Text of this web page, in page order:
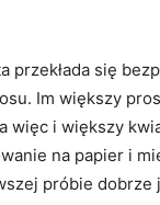
przekłada się
Im większy
więc i większy
na papier i
próbie dobrze